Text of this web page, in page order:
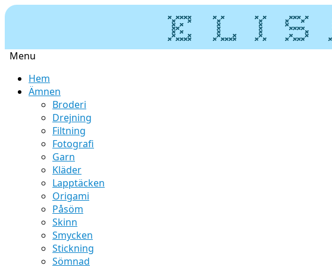
Menu
Skip Hem
Ämnen
Broderi
Drejning
Filtning
Fotografi
Garn
Kläder
Lapptäcken
Origami
Påsöm
Skinn
Smycken
Stickning
Sömnad